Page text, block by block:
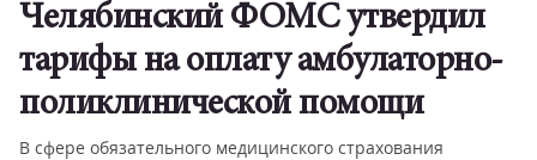
Челябинский ФОМС утвердил
тарифы на оплату амбулаторно-
поликлинической помощи
В сфере обязательного медицинского страхования